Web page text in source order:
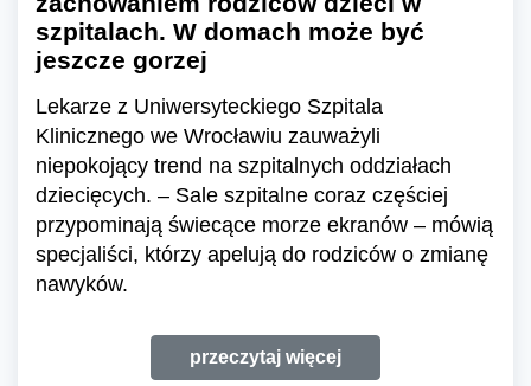
szpitalach. W domach może być
jeszcze gorzej
Lekarze z Uniwersyteckiego Szpitala
Klinicznego we Wrocławiu zauważyli
niepokojący trend na szpitalnych oddziałach
dziecięcych. – Sale szpitalne coraz częściej
przypominają świecące morze ekranów – mówią
specjaliści, którzy apelują do rodziców o zmianę
nawyków.
przeczytaj więcej